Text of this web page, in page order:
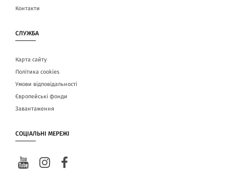
Контакти
СЛУЖБА
Карта сайту
Політика cookies
Умови відповідальності
Європейські фонди
Завантаження
СОЦІАЛЬНІ МЕРЕЖІ